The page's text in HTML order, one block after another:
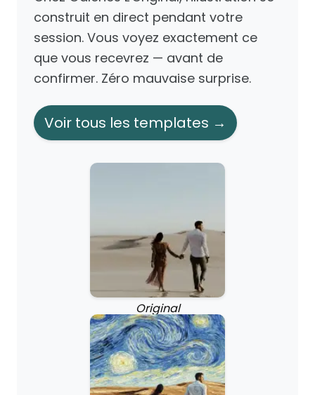
construit en direct pendant votre
session. Vous voyez exactement ce
que vous recevrez — avant de
confirmer. Zéro mauvaise surprise.
Voir tous les templates →
Original